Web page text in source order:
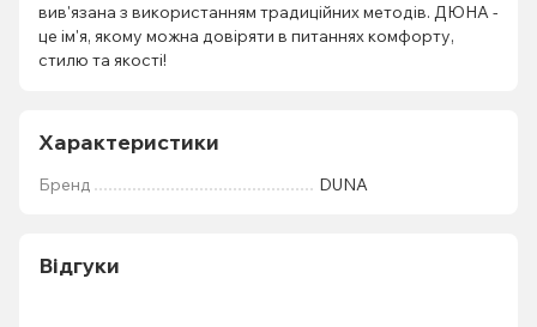
вив'язана з використанням традиційних методів. ДЮНА -
це ім'я, якому можна довіряти в питаннях комфорту,
стилю та якості!
Характеристики
Бренд DUNA
Відгуки